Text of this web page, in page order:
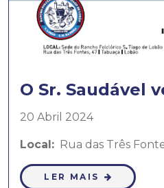
O Sr. Saudável
20 Abril 2024
Local: Rua das Três
LER MAIS